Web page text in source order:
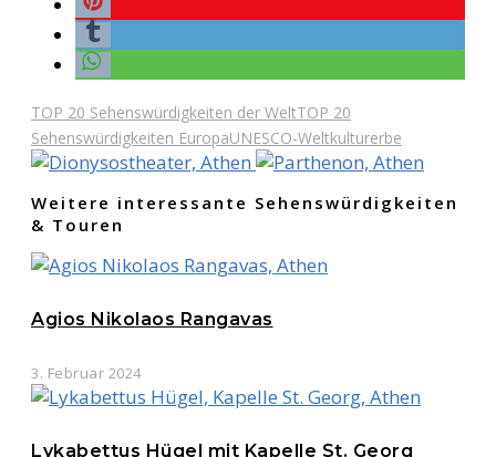
TOP 20 Sehenswürdigkeiten der WeltTOP 20
Sehenswürdigkeiten EuropaUNESCO-Weltkulturerbe
Weitere interessante Sehenswürdigkeiten
& Touren
Agios Nikolaos Rangavas
3. Februar 2024
Lykabettus Hügel mit Kapelle St. Georg